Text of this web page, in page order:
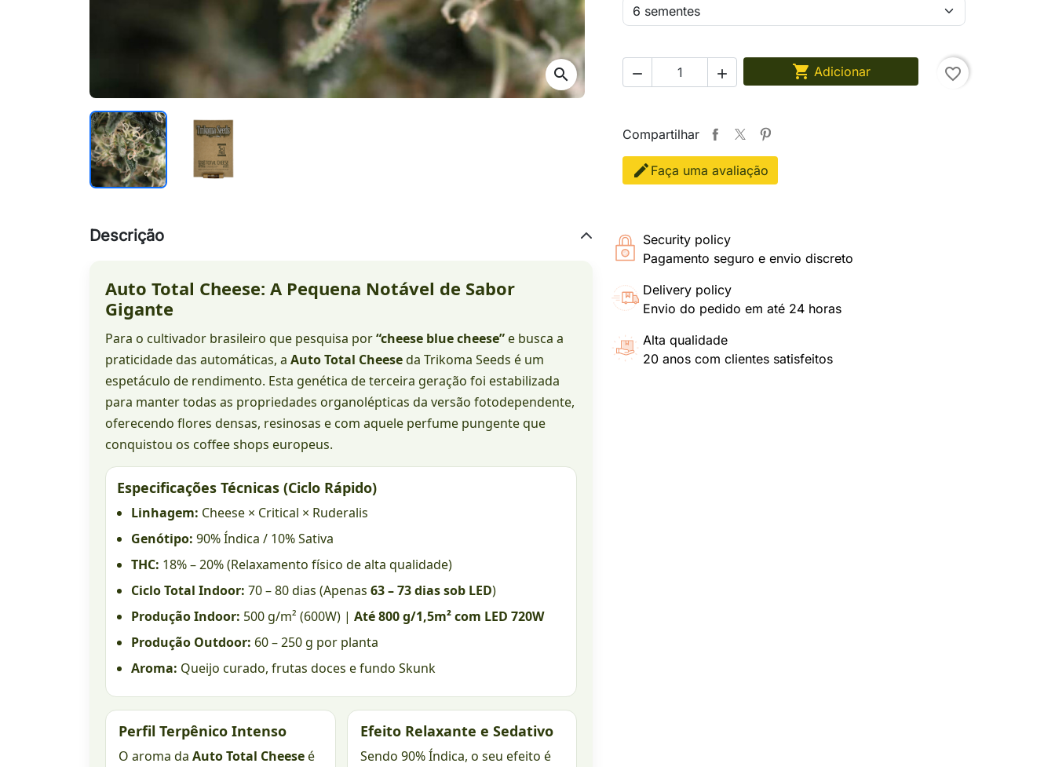
search    Adicionar favorite_border
Compartilhar
Faça uma avaliação
Security policy
Pagamento seguro e envio discreto
Delivery policy
Envio do pedido em até 24 horas
Alta qualidade
20 anos com clientes satisfeitos
Descrição
Auto Total Cheese: A Pequena Notável de Sabor
Gigante
Para o cultivador brasileiro que pesquisa por“cheese blue cheese”e busca a
praticidade das automáticas, a Auto Total Cheeseda Trikoma Seeds é um
espetáculo de rendimento. Esta genética de terceira geração foi estabilizada
para manter todas as propriedades organolépticas da versão fotodependente,
oferecendo flores densas, resinosas e com aquele perfume pungente que
conquistou os coffee shops europeus.
Especificações Técnicas (Ciclo Rápido)
Linhagem: Cheese × Critical × Ruderalis
Genótipo: 90% Índica / 10% Sativa
THC: 18% – 20% (Relaxamento físico de alta qualidade)
Ciclo Total Indoor: 70 – 80 dias (Apenas 63 – 73 dias sob LED)
Produção Indoor: 500 g/m² (600W) | Até 800 g/1,5m² com LED 720W
Produção Outdoor: 60 – 250 g por planta
Aroma: Queijo curado, frutas doces e fundo Skunk
Perfil Terpênico Intenso
O aroma da Auto Total Cheeseé
Efeito Relaxante e Sedativo
Sendo 90% Índica, o seu efeito é